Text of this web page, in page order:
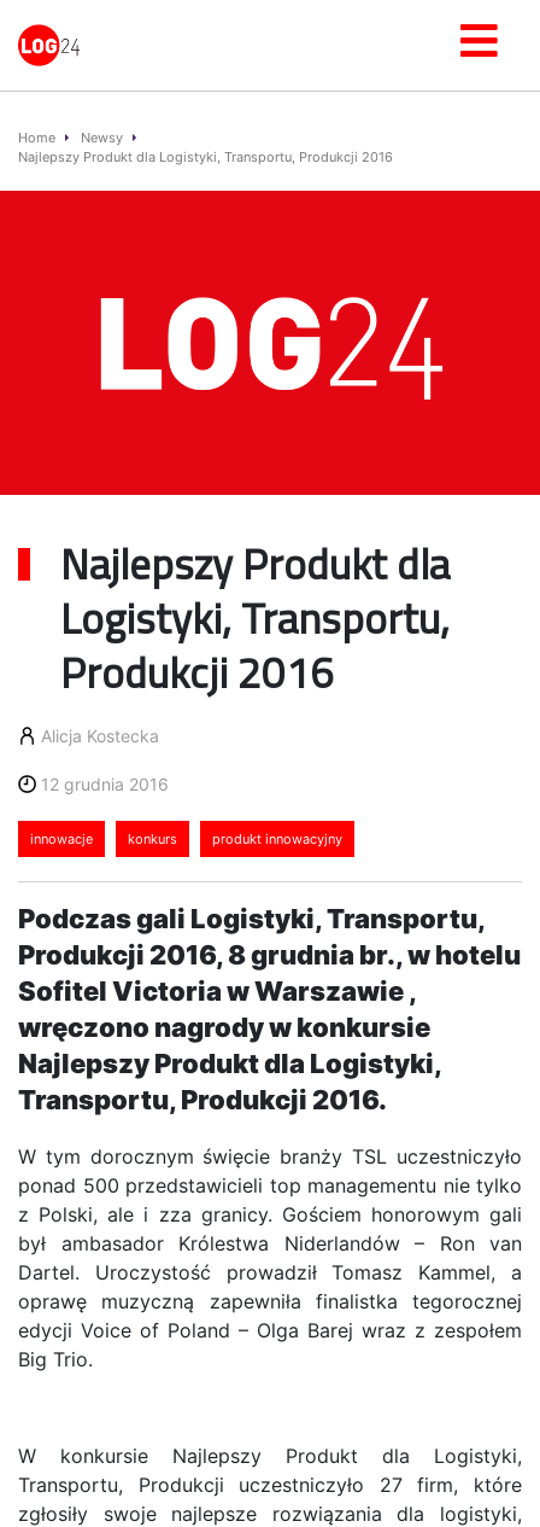
Home
Newsy
Najlepszy Produkt dla Logistyki, Transportu, Produkcji 2016
Najlepszy Produkt dla
Logistyki, Transportu,
Produkcji 2016
Alicja Kostecka
12 grudnia 2016
innowacje konkurs produkt innowacyjny
Podczas gali Logistyki, Transportu,
Produkcji 2016, 8 grudnia br., w hotelu
Sofitel Victoria w Warszawie ,
wręczono nagrody w konkursie
Najlepszy Produkt dla Logistyki,
Transportu, Produkcji 2016.
W tym dorocznym święcie branży TSL uczestniczyło
ponad 500 przedstawicieli top managementu nie tylko
z Polski, ale i zza granicy. Gościem honorowym gali
był ambasador Królestwa Niderlandów – Ron van
Dartel. Uroczystość prowadził Tomasz Kammel, a
oprawę muzyczną zapewniła finalistka tegorocznej
edycji Voice of Poland – Olga Barej wraz z zespołem
Big Trio.
W konkursie Najlepszy Produkt dla Logistyki,
Transportu, Produkcji uczestniczyło 27 firm, które
zgłosiły swoje najlepsze rozwiązania dla logistyki,